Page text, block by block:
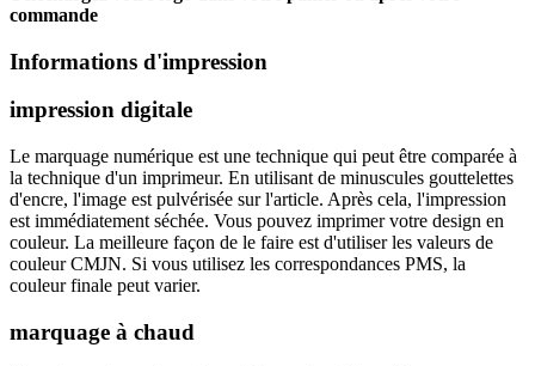
commande
Informations d'impression
impression digitale
Le marquage numérique est une technique qui peut être comparée à
la technique d'un imprimeur. En utilisant de minuscules gouttelettes
d'encre, l'image est pulvérisée sur l'article. Après cela, l'impression
est immédiatement séchée. Vous pouvez imprimer votre design en
couleur. La meilleure façon de le faire est d'utiliser les valeurs de
couleur CMJN. Si vous utilisez les correspondances PMS, la
couleur finale peut varier.
marquage à chaud